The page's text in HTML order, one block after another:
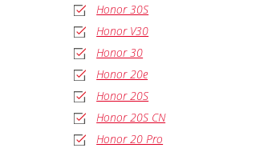
Honor 30S
Honor V30
Honor 30
Honor 20e
Honor 20S
Honor 20S CN
Honor 20 Pro